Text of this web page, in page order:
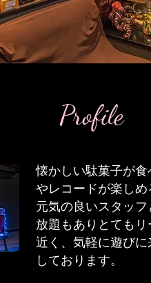
Profile
懐かしい駄菓子が
やレコードが楽しめ
元気の良いスタッ
放題もありとても
近く、気軽に遊び
しております。